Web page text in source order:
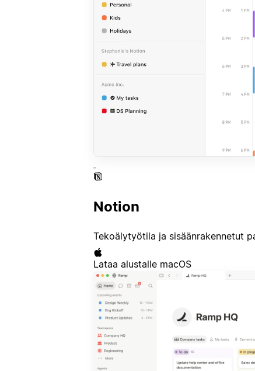
Notion
Tekoälytyötila ja sisäänrakennetut
Lataa alustalle macOS